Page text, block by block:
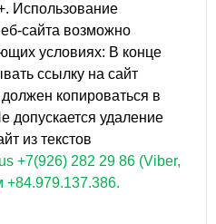
Использование
сайта возможно
условиях: В конце
ссылку на сайт
копироваться в
допускается удаление
из текстов
+7(926) 282 29 86 (Viber,
+84.979.137.386.